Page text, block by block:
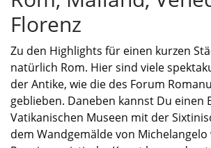
Florenz
Zu den Highlights für einen kurzen
natürlich Rom. Hier sind viele
der Antike, wie die des Forum
geblieben. Daneben kannst Du einen
Vatikanischen Museen mit der
dem Wandgemälde von Michelangelo